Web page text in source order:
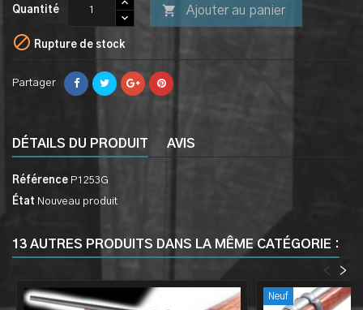
Quantité  Ajouter au panier
 Rupture de stock
Partager
DÉTAILS DU PRODUIT AVIS
Référence P1253G
État Nouveau produit
13 AUTRES PRODUITS DANS LA MÊME CATÉGORIE :
>
<
Neuf